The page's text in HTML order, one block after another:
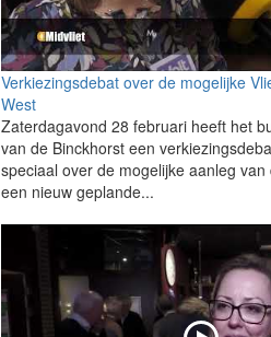
Verkiezingsdebat over de mogelijke
West
Zaterdagavond 28 februari heeft het
van de Binckhorst een
speciaal over de mogelijke aanleg van
een nieuw geplande...